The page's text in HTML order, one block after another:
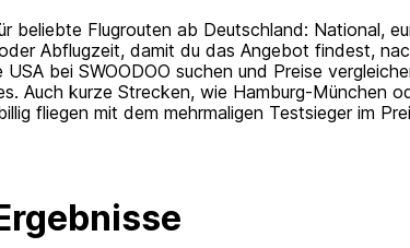
beliebte Flugrouten ab Deutschland: National,
Abflugzeit, damit du das Angebot findest,
bei SWOODOO suchen und Preise
Auch kurze Strecken, wie Hamburg-München
fliegen mit dem mehrmaligen Testsieger im